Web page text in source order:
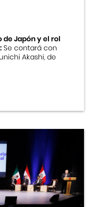
de Japón y el rol
Se contará con
Akashi, de